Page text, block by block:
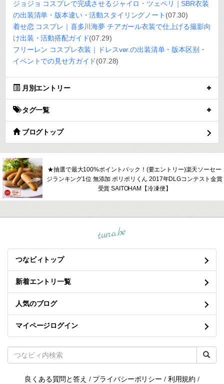
ジョジョ コスプレで完成させるジャイロ・ツェペリ｜SBR衣装
の出装清单・版本違い・活動スタイリングノート (07.30)
着せ恋 コスプレ｜喜多川海夢 チアガール衣装で仕上げる撮影向
け出装・活動搭配ガイド(07.29)
フリーレン コスプレ衣装｜ドレスver.の出装清单・版本区别・
イベントでの見せ方ガイド(07.28)
月別エントリー
タグ一覧
ブログトップ
★抽選で最大100%ポイントバック！(要エントリー)楽天ソーセー
ジランキング1位 無添加 ポリポリくん 2017年DLGコンテスト金賞
受賞 SAITOHAM【冷凍便】
tuna.be
つなビィトップ
新着エントリ一覧
人気のブログ
マイページログイン
良くある質問と答え / プライバシーポリシー / 利用規約 /